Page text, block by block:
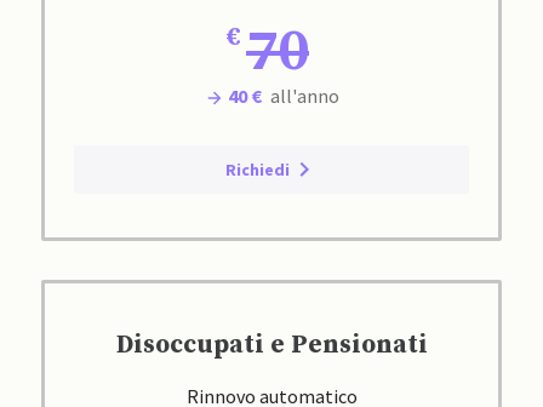
70
40 € all'anno
Richiedi
Disoccupati e Pensionati
Rinnovo automatico